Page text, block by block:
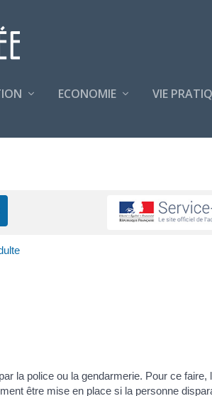
ECONOMIE VIE
la police ou la gendarmerie. Pour ce faire,
être mise en place si la personne